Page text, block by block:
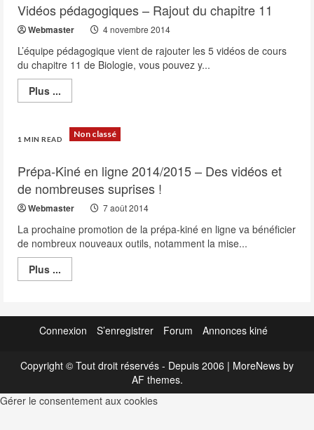
menu
Vidéos pédagogiques – Rajout du chapitre 11
Webmaster 4 novembre 2014
L’équipe pédagogique vient de rajouter les 5 vidéos de cours
du chapitre 11 de Biologie, vous pouvez y...
Plus ...
more
pédagogiques
–
chapitre
11
1 MIN READ Non classé
Prépa-Kiné en ligne 2014/2015 – Des vidéos et
de nombreuses suprises !
Webmaster 7 août 2014
La prochaine promotion de la prépa-kiné en ligne va bénéficier
de nombreux nouveaux outils, notamment la mise...
Plus ...
more
en
ligne
2014/2015
vidéos
nombreuses
suprises
Connexion S’enregistrer Forum Annonces kiné
Copyright © Tout droit réservés - Depuis 2006 | MoreNews by
AF themes.
Gérer le consentement aux cookies